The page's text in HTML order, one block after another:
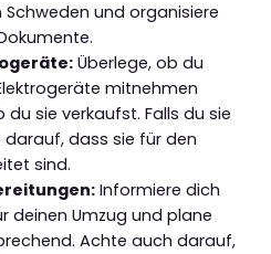
und organisiere
Überlege, ob du
mitnehmen
sie verkaufst. Falls du sie
dass sie für den
sind.
Informiere dich
deinen Umzug und plane
Achte auch darauf,